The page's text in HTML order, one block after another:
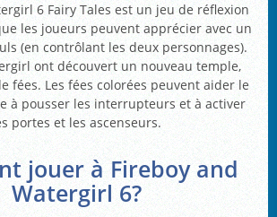
6 Fairy Tales est un jeu de réflexion
les joueurs peuvent apprécier avec un
(en contrôlant les deux personnages).
ont découvert un nouveau temple,
fées. Les fées colorées peuvent aider le
à pousser les interrupteurs et à activer
portes et les ascenseurs.
jouer à Fireboy and
Watergirl 6?